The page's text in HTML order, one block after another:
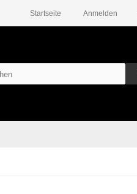
Anmelden
Startseite